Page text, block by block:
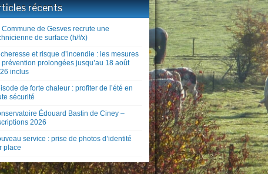
récents
Commune de Gesves recrute une
de surface (h/f/x)
et risque d’incendie : les mesures
prévention prolongées jusqu’au 18 août
inclus
de forte chaleur : profiter de l’été en
sécurité
Édouard Bastin de Ciney –
2026
service : prise de photos d’identité
place